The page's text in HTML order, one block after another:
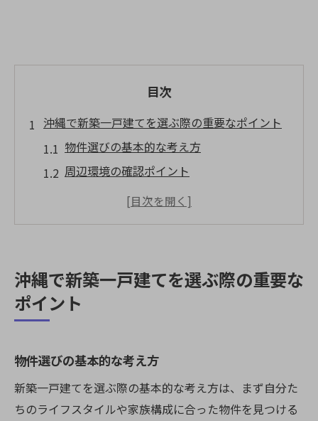
目次
沖縄で新築一戸建てを選ぶ際の重要なポイント
物件選びの基本的な考え方
周辺環境の確認ポイント
新築と中古物件の違い
将来のリセールバリューを考慮した選択肢
沖縄の魅力的な住環境で新築一戸建てを手に入
れる方法
地域別の住環境の特徴
交通アクセスと利便性
教育環境の充実度
沖縄で新築一戸建てを選ぶ際の重要な
ポイント
物件選びの基本的な考え方
新築一戸建てを選ぶ際の基本的な考え方は、まず自分た
ちのライフスタイルや家族構成に合った物件を見つける